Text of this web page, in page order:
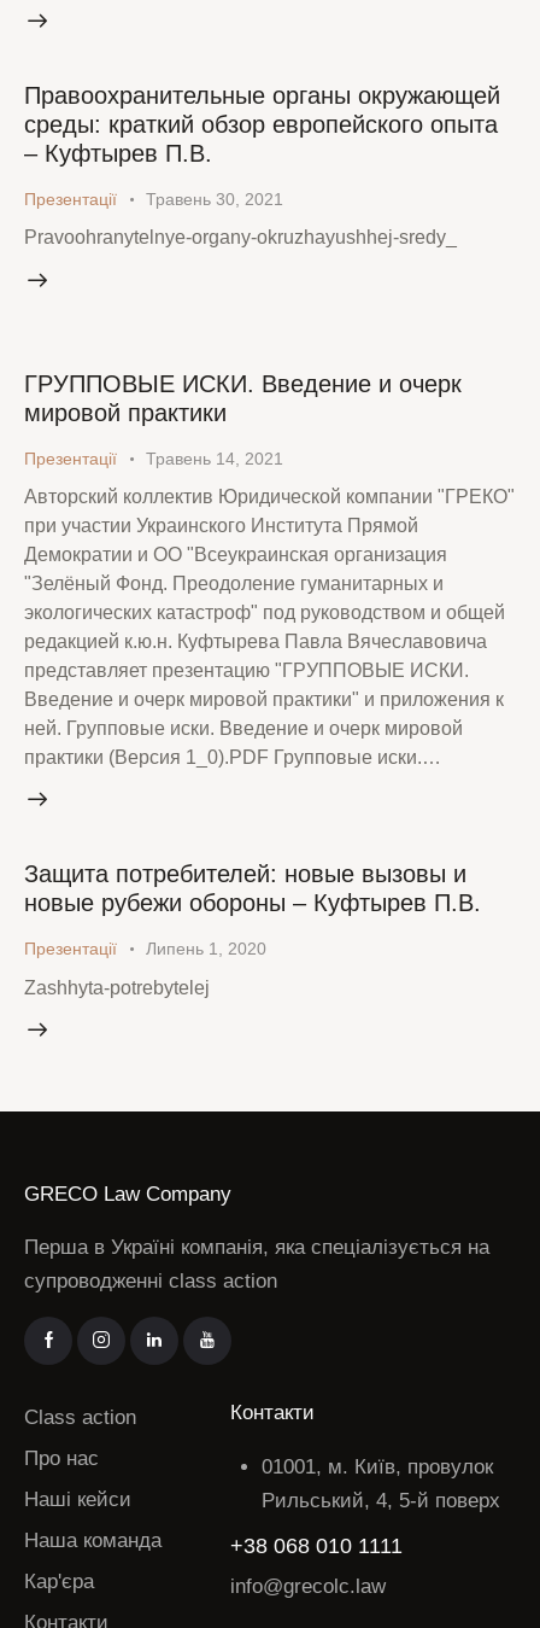
Правоохранительные органы окружающей
среды: краткий обзор европейского опыта
– Куфтырев П.В.
Презентації Травень 30, 2021
Pravoohranytelnye-organy-okruzhayushhej-sredy_
ГРУППОВЫЕ ИСКИ. Введение и очерк
мировой практики
Презентації Травень 14, 2021
Авторский коллектив Юридической компании "ГРЕКО"
при участии Украинского Института Прямой
Демократии и ОО "Всеукраинская организация
"Зелёный Фонд. Преодоление гуманитарных и
экологических катастроф" под руководством и общей
редакцией к.ю.н. Куфтырева Павла Вячеславовича
представляет презентацию "ГРУППОВЫЕ ИСКИ.
Введение и очерк мировой практики" и приложения к
ней. Групповые иски. Введение и очерк мировой
практики (Версия 1_0).PDF Групповые иски.…
Защита потребителей: новые вызовы и
новые рубежи обороны – Куфтырев П.В.
Презентації Липень 1, 2020
Zashhyta-potrebytelej
GRECO Law Company
Перша в Україні компанія, яка спеціалізується на
супроводженні class action
Class action
Про нас
Наші кейси
Наша команда
Кар'єра
Контакти
Контакти
01001, м. Київ, провулок
Рильський, 4, 5-й поверх
+38 068 010 1111
info@grecolc.law